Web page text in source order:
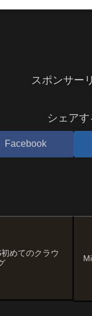
スポンサー
シェアす
Facebook
めてのクラウ